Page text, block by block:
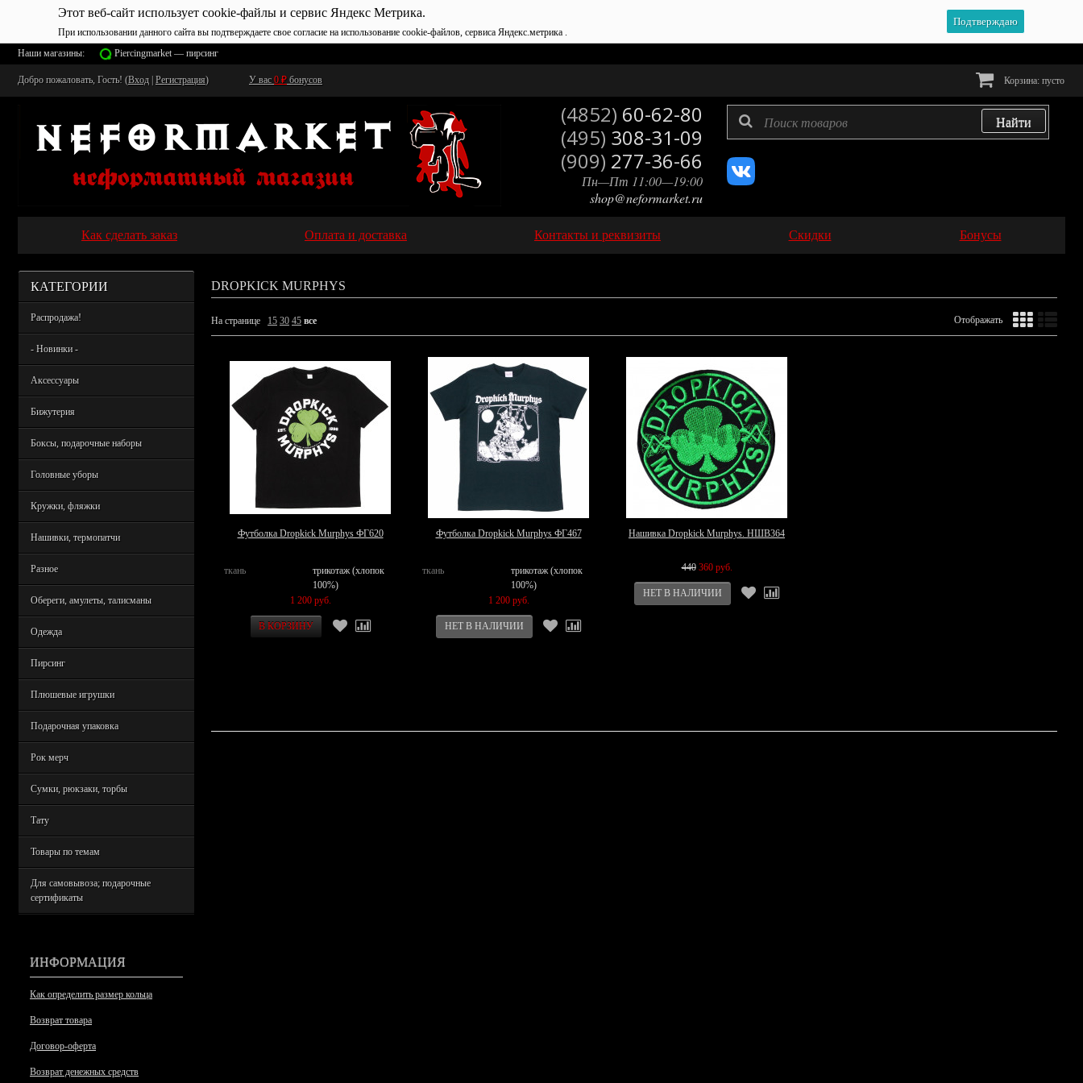
Этот веб-сайт использует cookie-файлы и сервис Яндекс Метрика.
При использовании данного сайта вы подтверждаете свое согласие на использование cookie-файлов, сервиса Яндекс.метрика .
Подтверждаю
Наши магазины: Piercingmarket — пирсинг
Добро пожаловать, Гость! (Вход Регистрация) У вас 0 ₽ бонусов Корзина: пусто
(4852) 60-62-80
(495) 308-31-09
(909) 277-36-66
Пн—Пт 11:00—19:00
shop@neformarket.ru
Как сделать заказ Оплата и доставка Контакты и реквизиты Скидки Бонусы
КАТЕГОРИИ
Распродажа!
- Новинки -
Аксессуары
Бижутерия
Боксы, подарочные наборы
Головные уборы
Кружки, фляжки
Нашивки, термопатчи
Разное
Обереги, амулеты, талисманы
Одежда
Пирсинг
Плюшевые игрушки
Подарочная упаковка
Рок мерч
Сумки, рюкзаки, торбы
Тату
Товары по темам
Для самовывоза; подарочные
сертификаты
ИНФОРМАЦИЯ
Как определить размер кольца
Возврат товара
Договор-оферта
Возврат денежных средств
DROPKICK MURPHYS
На странице 15 30 45 все Отображать
Футболка Dropkick Murphys ФГ620
ткань
трикотаж (хлопок
100%)
1 200 руб.
Футболка Dropkick Murphys ФГ467
ткань
трикотаж (хлопок
100%)
1 200 руб.
Нашивка Dropkick Murphys. НШВ364
440 360 руб.